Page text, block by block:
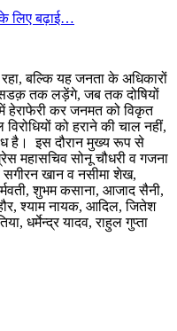
के लिए बढ़ाई…
बल्कि यह जनता के अधिकारों
तक लड़ेंगे, जब तक दोषियों
में हेराफेरी कर जनमत को विकृत
को हराने की चाल नहीं,
है। इस दौरान मुख्य रूप से
महासचिव सोनू चौधरी व गजना
सगीरन खान व नसीमा शेख,
शुभम कसाना, आजाद सैनी,
श्याम नायक, आदिल, जितेश
धर्मेन्द्र यादव, राहुल गुप्ता